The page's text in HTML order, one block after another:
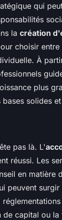
qui
la création
choisir
À
plus
solides
pas là. L'
réussi. Les
en matière
peuvent
capital ou la